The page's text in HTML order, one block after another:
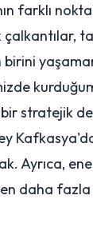
farklı
stratejik
Ayrıca,
daha fazla